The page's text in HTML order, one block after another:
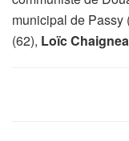
municipal de Passy
(62), Loïc